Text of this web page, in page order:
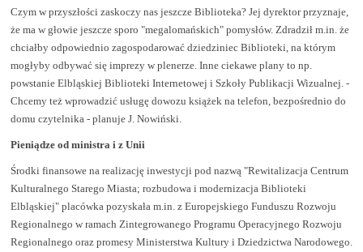
Czym w przyszłości zaskoczy nas jeszcze Biblioteka? Jej dyrektor przyznaje,
że ma w głowie jeszcze sporo "megalomańskich" pomysłów. Zdradził m.in. że
chciałby odpowiednio zagospodarować dziedziniec Biblioteki, na którym
mogłyby odbywać się imprezy w plenerze. Inne ciekawe plany to np.
powstanie Elbląskiej Biblioteki Internetowej i Szkoły Publikacji Wizualnej. -
Chcemy też wprowadzić usługę dowozu książek na telefon, bezpośrednio do
domu czytelnika - planuje J. Nowiński.
Pieniądze od ministra i z Unii
Środki finansowe na realizację inwestycji pod nazwą "Rewitalizacja Centrum
Kulturalnego Starego Miasta; rozbudowa i modernizacja Biblioteki
Elbląskiej" placówka pozyskała m.in. z Europejskiego Funduszu Rozwoju
Regionalnego w ramach Zintegrowanego Programu Operacyjnego Rozwoju
Regionalnego oraz promesy Ministerstwa Kultury i Dziedzictwa Narodowego.